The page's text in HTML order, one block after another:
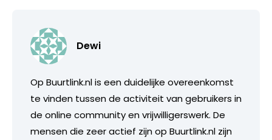
Dewi
Op Buurtlink.nl is een duidelijke overeenkomst
te vinden tussen de activiteit van gebruikers in
de online community en vrijwilligerswerk. De
mensen die zeer actief zijn op Buurtlink.nl zijn